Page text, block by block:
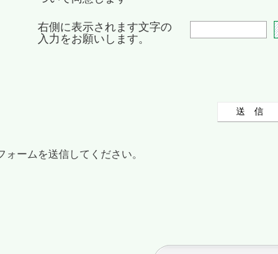
右側に表示されます文字の
入力をお願いします。
ォームを送信してください。